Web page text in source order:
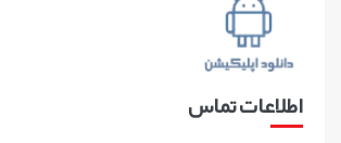
اطلاعات تماس